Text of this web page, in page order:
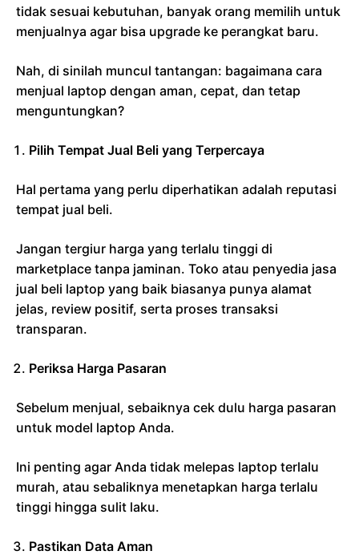
tidak sesuai kebutuhan, banyak orang memilih untuk
menjualnya agar bisa upgrade ke perangkat baru.
Nah, di sinilah muncul tantangan: bagaimana cara
menjual laptop dengan aman, cepat, dan tetap
menguntungkan?
Pilih Tempat Jual Beli yang Terpercaya
Hal pertama yang perlu diperhatikan adalah reputasi
tempat jual beli.
Jangan tergiur harga yang terlalu tinggi di
marketplace tanpa jaminan. Toko atau penyedia jasa
jual beli laptop yang baik biasanya punya alamat
jelas, review positif, serta proses transaksi
transparan.
Periksa Harga Pasaran
Sebelum menjual, sebaiknya cek dulu harga pasaran
untuk model laptop Anda.
Ini penting agar Anda tidak melepas laptop terlalu
murah, atau sebaliknya menetapkan harga terlalu
tinggi hingga sulit laku.
Pastikan Data Aman